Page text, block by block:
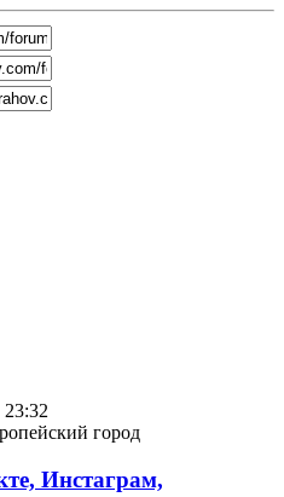
23:32
город
Инстаграм,